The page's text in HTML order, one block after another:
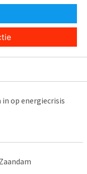
op energiecrisis